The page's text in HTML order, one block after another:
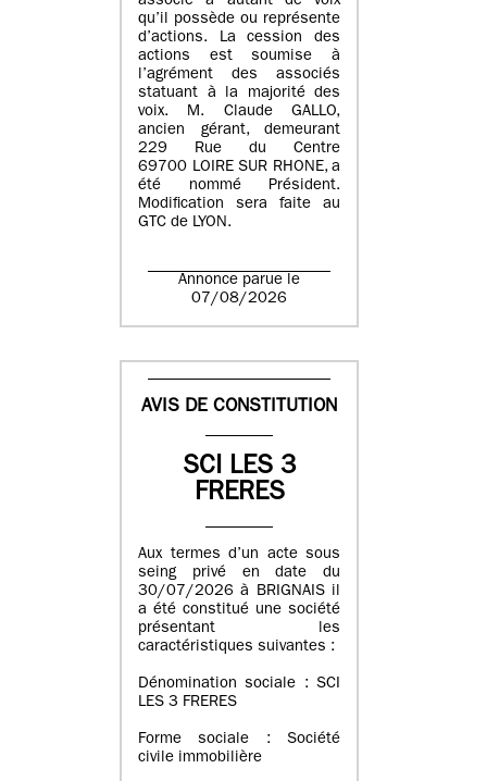
qu’il possède ou représente
d’actions. La cession des
actions est soumise à
l’agrément des associés
statuant à la majorité des
voix. M. Claude GALLO,
ancien gérant, demeurant
229 Rue du Centre
69700 LOIRE SUR RHONE, a
été nommé Président.
Modification sera faite au
GTC de LYON.
Annonce parue le
07/08/2026
AVIS DE CONSTITUTION
SCI LES 3
FRERES
Aux termes d’un acte sous
seing privé en date du
30/07/2026 à BRIGNAIS il
a été constitué une société
présentant les
caractéristiques suivantes :
Dénomination sociale : SCI
LES 3 FRERES
Forme sociale : Société
civile immobilière